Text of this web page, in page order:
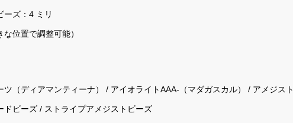
ーズ：4 ミリ
位置で調整可能）
ツ（ディアマンティーナ） / アイオライトAAA-（マダガスカル） / アメジスト
ドビーズ / ストライプアメジストビーズ